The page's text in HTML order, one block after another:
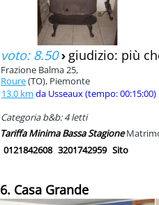
voto: 8.50› giudizio: più
Frazione Balma 25,
Roure(TO), Piemonte
13.0 km da Usseaux (tempo: 00:15:00)
Categoria b&b: 4 letti
Tariffa Minima Bassa Stagione
0121842608 3201742959 Sito
6. Casa Grande